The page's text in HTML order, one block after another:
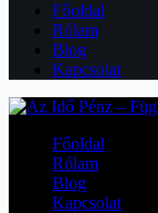
Főoldal
Rólam
Blog
Kapcsolat
Főoldal
Rólam
Blog
Kapcsolat